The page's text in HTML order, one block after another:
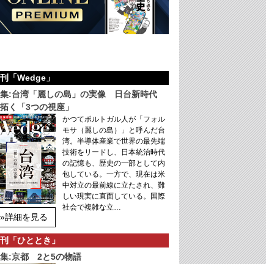
「Wedge」
:台湾「麗しの島」の実像 日台新時代
く「3つの視座」
»詳細を見る
かつてポルトガル人が「フォル
モサ（麗しの島）」と呼んだ台
湾。半導体産業で世界の最先端
技術をリードし、日本統治時代
の記憶も、歴史の一部として内
包している。一方で、現在は米
中対立の最前線に立たされ、難
しい現実に直面している。国際
社会で複雑な立…
「ひととき」
:京都 2と5の物語